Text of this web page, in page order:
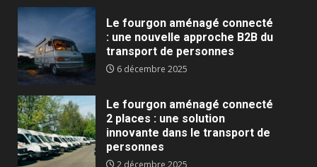
Le fourgon aménagé connecté
: une nouvelle approche B2B du
transport de personnes
6 décembre 2025
Le fourgon aménagé connecté
2 places : une solution
innovante dans le transport de
personnes
2 décembre 2025